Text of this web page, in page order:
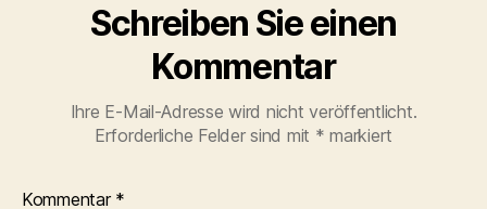
Schreiben Sie einen
Kommentar
Ihre E-Mail-Adresse wird nicht veröffentlicht.
Erforderliche Felder sind mit * markiert
Kommentar *